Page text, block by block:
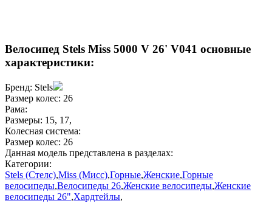
Велосипед Stels Miss 5000 V 26' V041 основные
характеристики:
Бренд: Stels
Размер колес: 26
Рама:
Размеры: 15, 17,
Колесная система:
Размер колес: 26
Данная модель представлена в разделах:
Категории:
Stels (Стелс),Miss (Мисс),Горные,Женские,Горные
велосипеды,Велосипеды 26,Женские велосипеды,Женские
велосипеды 26",Хардтейлы,